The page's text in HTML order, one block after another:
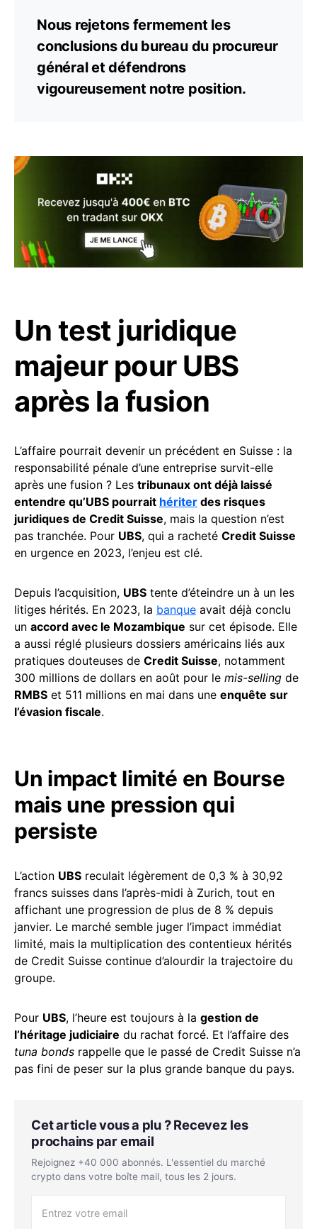
Nous rejetons fermement les
conclusions du bureau du procureur
général et défendrons
vigoureusement notre position.
Un test juridique
majeur pour UBS
après la fusion
L’affaire pourrait devenir un précédent en Suisse : la
responsabilité pénale d’une entreprise survit-elle
après une fusion ? Les tribunaux ont déjà laissé
entendre qu’UBS pourrait hériter des risques
juridiques de Credit Suisse, mais la question n’est
pas tranchée. Pour UBS, qui a racheté Credit Suisse
en urgence en 2023, l’enjeu est clé.
Depuis l’acquisition, UBS tente d’éteindre un à un les
litiges hérités. En 2023, la banque avait déjà conclu
un accord avec le Mozambique sur cet épisode. Elle
a aussi réglé plusieurs dossiers américains liés aux
pratiques douteuses de Credit Suisse, notamment
300 millions de dollars en août pour le mis-selling de
RMBS et 511 millions en mai dans une enquête sur
l’évasion fiscale.
Un impact limité en Bourse
mais une pression qui
persiste
L’action UBS reculait légèrement de 0,3 % à 30,92
francs suisses dans l’après-midi à Zurich, tout en
affichant une progression de plus de 8 % depuis
janvier. Le marché semble juger l’impact immédiat
limité, mais la multiplication des contentieux hérités
de Credit Suisse continue d’alourdir la trajectoire du
groupe.
Pour UBS, l’heure est toujours à la gestion de
l’héritage judiciaire du rachat forcé. Et l’affaire des
tuna bonds rappelle que le passé de Credit Suisse n’a
pas fini de peser sur la plus grande banque du pays.
Cet article vous a plu ? Recevez les
prochains par email
Rejoignez +40 000 abonnés. L'essentiel du marché
crypto dans votre boîte mail, tous les 2 jours.